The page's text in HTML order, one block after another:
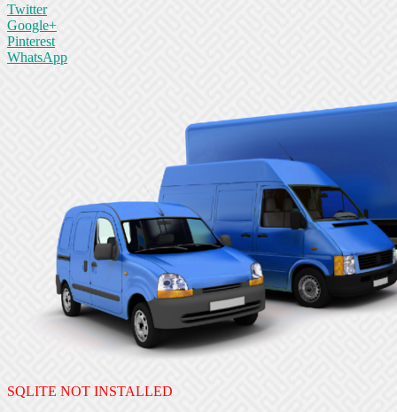
Twitter
Google+
Pinterest
WhatsApp
SQLITE NOT INSTALLED